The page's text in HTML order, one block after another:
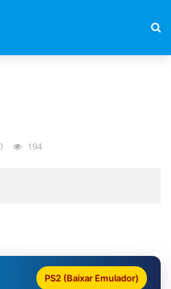
194
PS2 (Baixar Emulador)